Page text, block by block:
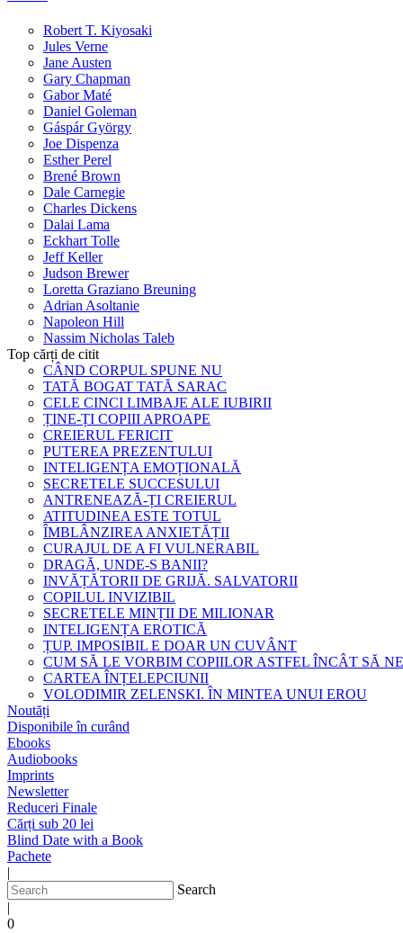
Robert T. Kiyosaki
Jules Verne
Jane Austen
Gary Chapman
Gabor Maté
Daniel Goleman
Gáspár György
Joe Dispenza
Esther Perel
Brené Brown
Dale Carnegie
Charles Dickens
Dalai Lama
Eckhart Tolle
Jeff Keller
Judson Brewer
Loretta Graziano Breuning
Adrian Asoltanie
Napoleon Hill
Nassim Nicholas Taleb
Top cărți de citit
CÂND CORPUL SPUNE NU
TATĂ BOGAT TATĂ SARAC
CELE CINCI LIMBAJE ALE IUBIRII
ȚINE-ȚI COPIII APROAPE
CREIERUL FERICIT
PUTEREA PREZENTULUI
INTELIGENȚA EMOȚIONALĂ
SECRETELE SUCCESULUI
ANTRENEAZĂ-ȚI CREIERUL
ATITUDINEA ESTE TOTUL
ÎMBLÂNZIREA ANXIETĂȚII
CURAJUL DE A FI VULNERABIL
DRAGĂ, UNDE-S BANII?
INVĂȚĂTORII DE GRIJĂ. SALVATORII
COPILUL INVIZIBIL
SECRETELE MINȚII DE MILIONAR
INTELIGENȚA EROTICĂ
ȚUP. IMPOSIBIL E DOAR UN CUVÂNT
CUM SĂ LE VORBIM COPIILOR ASTFEL ÎNCÂT SĂ
CARTEA ÎNȚELEPCIUNII
VOLODIMIR ZELENSKI. ÎN MINTEA UNUI EROU
Noutăți
Disponibile în curând
Ebooks
Audiobooks
Imprints
Newsletter
Reduceri Finale
Cărți sub 20 lei
Blind Date with a Book
Pachete
|
Search
|
0